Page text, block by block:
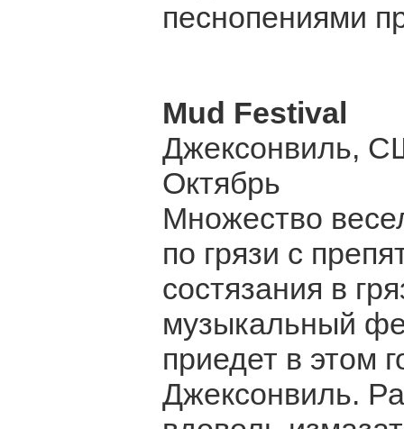
песнопениями
Mud Festival
Джексонвиль,
Октябрь
Множество
по грязи с
состязания в
музыкальный
приедет в этом
Джексонвиль.